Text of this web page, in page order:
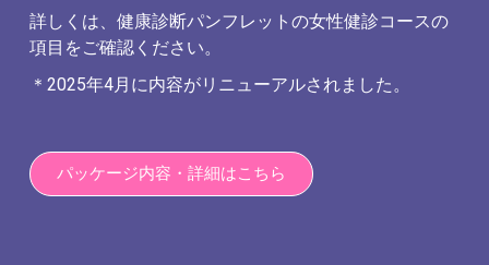
詳しくは、健康診断パンフレットの女性健診コースの
項目をご確認ください。
＊2025年4月に内容がリニューアルされました。
パッケージ内容・詳細はこちら